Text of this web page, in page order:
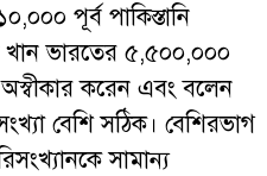
পূর্ব পাকিস্তানি
খান ভারতের ৫,৫০০,০০০
অস্বীকার করেন এবং বলেন
বেশি সঠিক। বেশিরভাগ
সামান্য